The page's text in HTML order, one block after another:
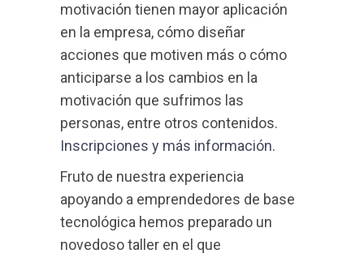
motivación tienen mayor aplicación
en la empresa, cómo diseñar
acciones que motiven más o cómo
anticiparse a los cambios en la
motivación que sufrimos las
personas, entre otros contenidos.
Inscripciones y más información.
Fruto de nuestra experiencia
apoyando a emprendedores de base
tecnológica hemos preparado un
novedoso taller en el que